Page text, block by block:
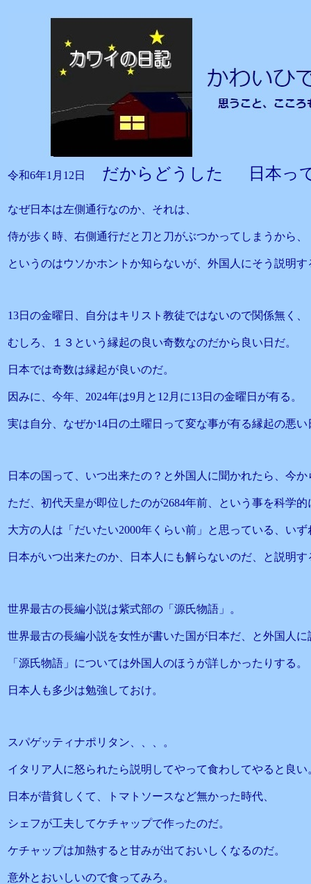
令和6年1月12日 だからどうした 日本っ
なぜ日本は左側通行なのか、それは、
侍が歩く時、右側通行だと刀と刀がぶつかってしまうから、
というのはウソかホントか知らないが、外国人にそう説明す
13日の金曜日、自分はキリスト教徒ではないので関係無く、
むしろ、１３という縁起の良い奇数なのだから良い日だ。
日本では奇数は縁起が良いのだ。
因みに、今年、2024年は9月と12月に13日の金曜日が有る。
実は自分、なぜか14日の土曜日って変な事が有る縁起の悪い
日本の国って、いつ出来たの？と外国人に聞かれたら、今か
ただ、初代天皇が即位したのが2684年前、という事を科学的
大方の人は「だいたい2000年くらい前」と思っている、いず
日本がいつ出来たのか、日本人にも解らないのだ、と説明す
世界最古の長編小説は紫式部の「源氏物語」。
世界最古の長編小説を女性が書いた国が日本だ、と外国人に
「源氏物語」については外国人のほうが詳しかったりする。
日本人も多少は勉強しておけ。
スパゲッティナポリタン、、、。
イタリア人に怒られたら説明してやって食わしてやると良い
日本が昔貧しくて、トマトソースなど無かった時代、
シェフが工夫してケチャップで作ったのだ。
ケチャップは加熱すると甘みが出ておいしくなるのだ。
意外とおいしいので食ってみろ。